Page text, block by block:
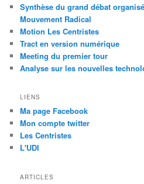
Synthèse du grand débat
Mouvement Radical
Motion Les Centristes
Tract en version numérique
Meeting du premier tour
Analyse sur les nouvelles
LIENS
Ma page Facebook
Mon compte twitter
Les Centristes
L'UDI
ARTICLES